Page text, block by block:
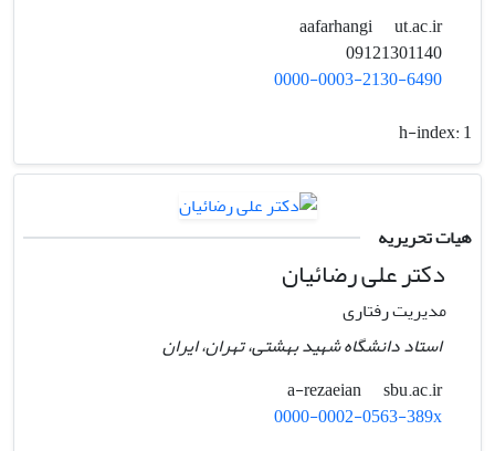
aafarhangi
ut.ac.ir
0000-0003-2130-6490
h-index:1
هیات تحریریه
دکتر علی رضائیان
مدیریت رفتاری
استاد دانشگاه شهید بهشتی، تهران، ایران
a-rezaeian
sbu.ac.ir
0000-0002-0563-389x